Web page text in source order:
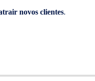
novos clientes.